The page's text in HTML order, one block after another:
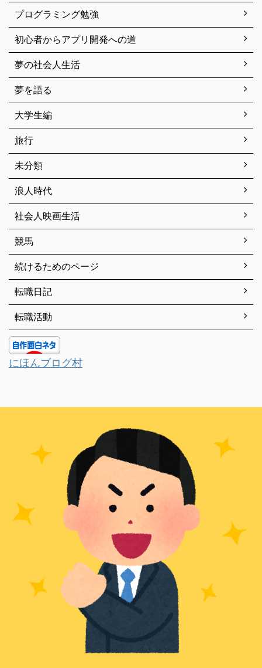
プログラミング勉強
初心者からアプリ開発への道
夢の社会人生活
夢を語る
大学生編
旅行
未分類
浪人時代
社会人映画生活
競馬
続けるためのページ
転職日記
転職活動
にほんブログ村